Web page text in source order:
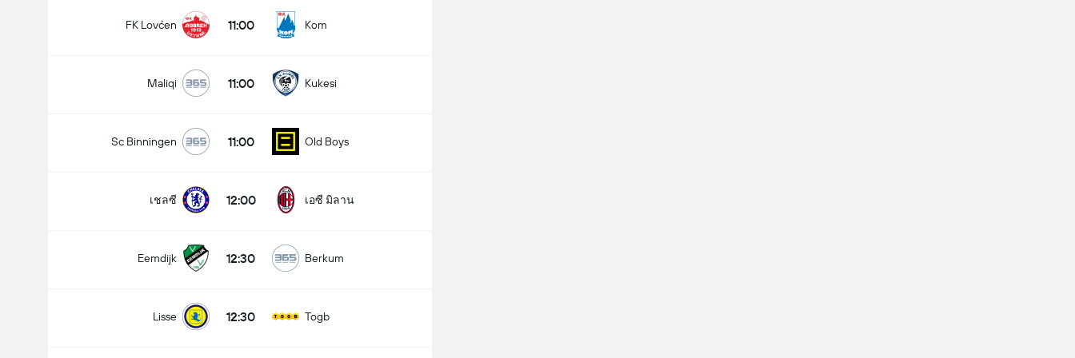
FK Lovćen 11:00 Kom
Maliqi 11:00 Kukesi
Sc Binningen 11:00 Old Boys
เชลซี 12:00 เอซี มิลาน
Eemdijk 12:30 Berkum
Lisse 12:30 Togb